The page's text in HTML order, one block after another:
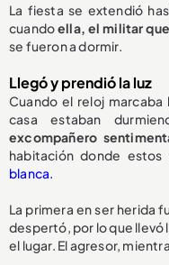
La fiesta se extendió
cuandoella, el militar
se fueron a dormir.
Llegó y prendió la luz
Cuando el reloj
casa estaban
excompañero
habitación donde
blanca.
La primera en ser herida
despertó, por lo que llevó
el lugar. El agresor,